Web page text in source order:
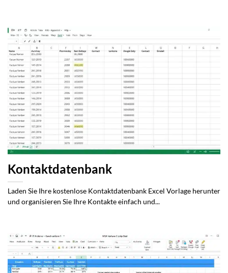
Kontaktdatenbank
Laden Sie Ihre kostenlose Kontaktdatenbank Excel Vorlage herunter
und organisieren Sie Ihre Kontakte einfach und...